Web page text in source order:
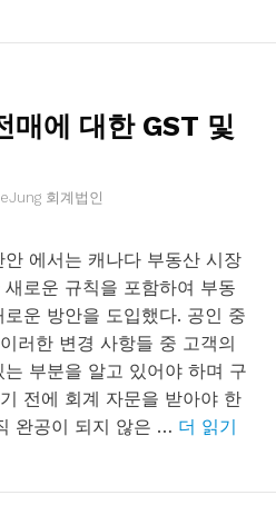
매에 대한 GST 및
회계법인
에서는 캐나다 부동산 시장
로운 규칙을 포함하여 부동
운 방안을 도입했다. 공인 중
러한 변경 사항들 중 고객의
부분을 알고 있어야 하며 구
전에 회계 자문을 받아야 한
완공이 되지 않은 … 더 읽기